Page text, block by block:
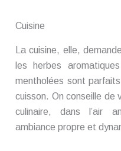
Cuisine
La cuisine, elle,
les herbes
mentholées sont
cuisson. On conseille de
culinaire, dans l’air
ambiance propre et